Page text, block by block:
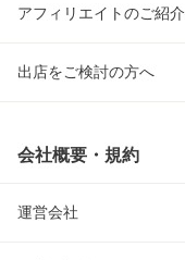
アフィリエイトのご紹介
出店をご検討の方へ
会社概要・規約
運営会社